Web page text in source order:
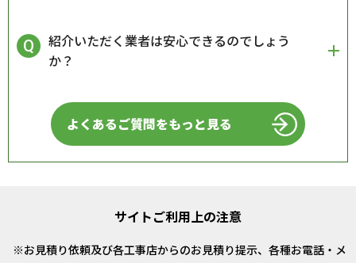
紹介いただく業者は安心できるのでしょう
か？
よくあるご質問をもっと見る
サイトご利用上の注意
お見積り依頼及び各工事店からのお見積り提示、各種お電話・メ